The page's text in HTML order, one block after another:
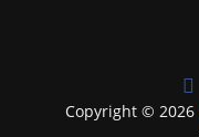
Copyright © 2026